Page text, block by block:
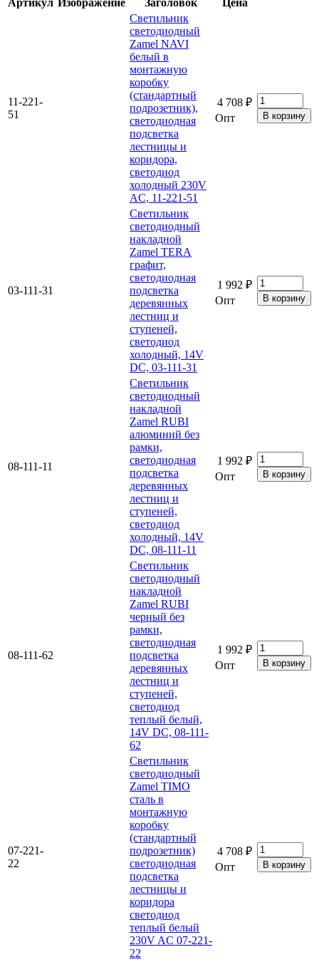
Артикул Изображение Заголовок Цена
11-221-
51
Светильник
светодиодный
Zamel NAVI
белый в
монтажную
коробку
(стандартный
подрозетник),
светодиодная
подсветка
лестницы и
коридора,
светодиод
холодный 230V
AC, 11-221-51
4 708 ₽
Опт
03-111-31
Светильник
светодиодный
накладной
Zamel TERA
графит,
светодиодная
подсветка
деревянных
лестниц и
ступеней,
светодиод
холодный, 14V
DC, 03-111-31
1 992 ₽
Опт
08-111-11
Светильник
светодиодный
накладной
Zamel RUBI
алюминий без
рамки,
светодиодная
подсветка
деревянных
лестниц и
ступеней,
светодиод
холодный, 14V
DC, 08-111-11
1 992 ₽
Опт
08-111-62
Светильник
светодиодный
накладной
Zamel RUBI
черный без
рамки,
светодиодная
подсветка
деревянных
лестниц и
ступеней,
светодиод
теплый белый,
14V DC, 08-111-
62
1 992 ₽
Опт
07-221-
22
Светильник
светодиодный
Zamel TIMO
сталь в
монтажную
коробку
(стандартный
подрозетник)
светодиодная
подсветка
лестницы и
коридора
светодиод
теплый белый
230V AC 07-221-
22
4 708 ₽
Опт